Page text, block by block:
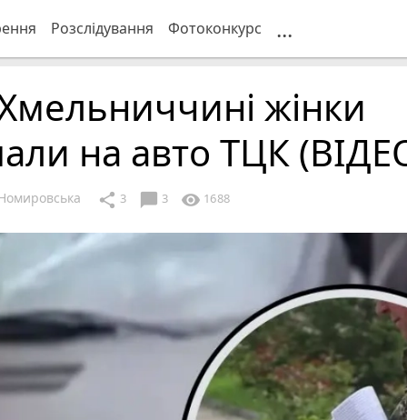
Розслідування Фотоконкурс ...
жінки
на авто ТЦК
share 3 chat_bubble 3 visibility 1688